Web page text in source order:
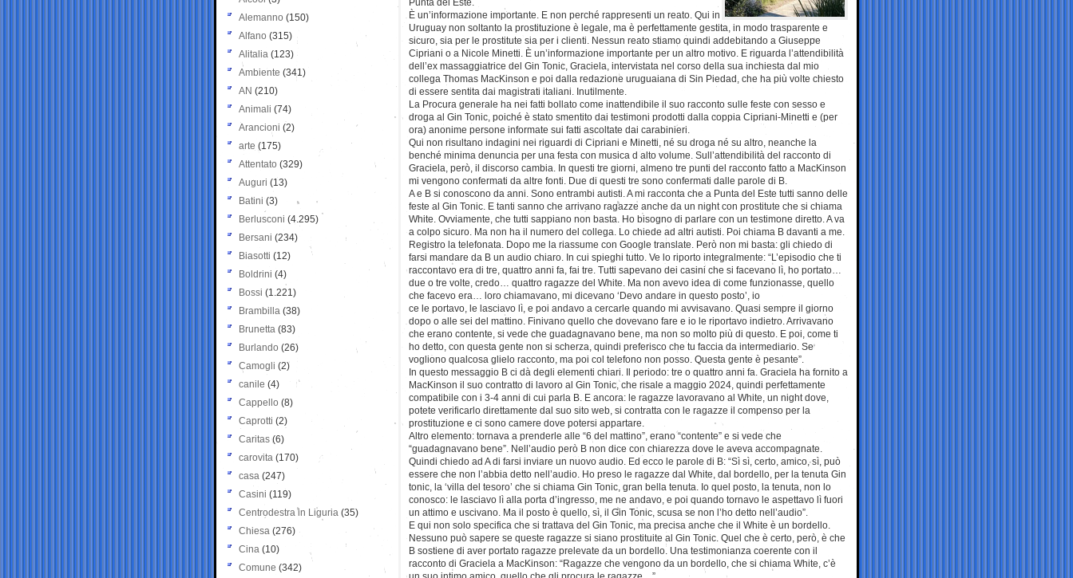
Punta del Este.
È un’informazione importante. E non perché rappresenti un reato. Qui in
Uruguay non soltanto la prostituzione è legale, ma è perfettamente gestita, in modo trasparente e
sicuro, sia per le prostitute sia per i clienti. Nessun reato stiamo quindi addebitando a Giuseppe
Cipriani o a Nicole Minetti. È un’informazione importante per un altro motivo. E riguarda l’attendibilità
dell’ex massaggiatrice del Gin Tonic, Graciela, intervistata nel corso della sua inchiesta dal mio
collega Thomas MacKinson e poi dalla redazione uruguaiana di Sin Piedad, che ha più volte chiesto
di essere sentita dai magistrati italiani. Inutilmente.
La Procura generale ha nei fatti bollato come inattendibile il suo racconto sulle feste con sesso e
droga al Gin Tonic, poiché è stato smentito dai testimoni prodotti dalla coppia Cipriani-Minetti e (per
ora) anonime persone informate sui fatti ascoltate dai carabinieri.
Qui non risultano indagini nei riguardi di Cipriani e Minetti, né su droga né su altro, neanche la
benché minima denuncia per una festa con musica d alto volume. Sull’attendibilità del racconto di
Graciela, però, il discorso cambia. In questi tre giorni, almeno tre punti del racconto fatto a MacKinson
mi vengono confermati da altre fonti. Due di questi tre sono confermati dalle parole di B.
A e B si conoscono da anni. Sono entrambi autisti. A mi racconta che a Punta del Este tutti sanno delle
feste al Gin Tonic. E tanti sanno che arrivano ragazze anche da un night con prostitute che si chiama
White. Ovviamente, che tutti sappiano non basta. Ho bisogno di parlare con un testimone diretto. A va
a colpo sicuro. Ma non ha il numero del collega. Lo chiede ad altri autisti. Poi chiama B davanti a me.
Registro la telefonata. Dopo me la riassume con Google translate. Però non mi basta: gli chiedo di
farsi mandare da B un audio chiaro. In cui spieghi tutto. Ve lo riporto integralmente: “L’episodio che ti
raccontavo era di tre, quattro anni fa, fai tre. Tutti sapevano dei casini che si facevano lì, ho portato…
due o tre volte, credo… quattro ragazze del White. Ma non avevo idea di come funzionasse, quello
che facevo era… loro chiamavano, mi dicevano ‘Devo andare in questo posto’, io
ce le portavo, le lasciavo lì, e poi andavo a cercarle quando mi avvisavano. Quasi sempre il giorno
dopo o alle sei del mattino. Finivano quello che dovevano fare e io le riportavo indietro. Arrivavano
che erano contente, si vede che guadagnavano bene, ma non so molto più di questo. E poi, come ti
ho detto, con questa gente non si scherza, quindi preferisco che tu faccia da intermediario. Se
vogliono qualcosa glielo racconto, ma poi col telefono non posso. Questa gente è pesante”.
In questo messaggio B ci dà degli elementi chiari. Il periodo: tre o quattro anni fa. Graciela ha fornito a
MacKinson il suo contratto di lavoro al Gin Tonic, che risale a maggio 2024, quindi perfettamente
compatibile con i 3-4 anni di cui parla B. E ancora: le ragazze lavoravano al White, un night dove,
potete verificarlo direttamente dal suo sito web, si contratta con le ragazze il compenso per la
prostituzione e ci sono camere dove potersi appartare.
Altro elemento: tornava a prenderle alle “6 del mattino”, erano “contente” e si vede che
“guadagnavano bene”. Nell’audio però B non dice con chiarezza dove le aveva accompagnate.
Quindi chiedo ad A di farsi inviare un nuovo audio. Ed ecco le parole di B: “Sì sì, certo, amico, sì, può
essere che non l’abbia detto nell’audio. Ho preso le ragazze dal White, dal bordello, per la tenuta Gin
tonic, la ‘villa del tesoro’ che si chiama Gin Tonic, gran bella tenuta. Io quel posto, la tenuta, non lo
conosco: le lasciavo lì alla porta d’ingresso, me ne andavo, e poi quando tornavo le aspettavo lì fuori
un attimo e uscivano. Ma il posto è quello, sì, il Gin Tonic, scusa se non l’ho detto nell’audio”.
E qui non solo specifica che si trattava del Gin Tonic, ma precisa anche che il White è un bordello.
Nessuno può sapere se queste ragazze si siano prostituite al Gin Tonic. Quel che è certo, però, è che
B sostiene di aver portato ragazze prelevate da un bordello. Una testimonianza coerente con il
racconto di Graciela a MacKinson: “Ragazze che vengono da un bordello, che si chiama White, c’è
Alemanno (150)
Alfano (315)
Alitalia (123)
Ambiente (341)
AN (210)
Animali (74)
Arancioni (2)
arte (175)
Attentato (329)
Auguri (13)
Batini (3)
Berlusconi (4.295)
Bersani (234)
Biasotti (12)
Boldrini (4)
Bossi (1.221)
Brambilla (38)
Brunetta (83)
Burlando (26)
Camogli (2)
canile (4)
Cappello (8)
Caprotti (2)
Caritas (6)
carovita (170)
casa (247)
Casini (119)
Centrodestra in Liguria (35)
Chiesa (276)
Cina (10)
Comune (342)